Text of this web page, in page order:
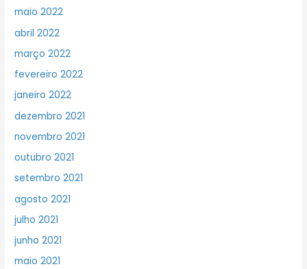
maio 2022
abril 2022
março 2022
fevereiro 2022
janeiro 2022
dezembro 2021
novembro 2021
outubro 2021
setembro 2021
agosto 2021
julho 2021
junho 2021
maio 2021